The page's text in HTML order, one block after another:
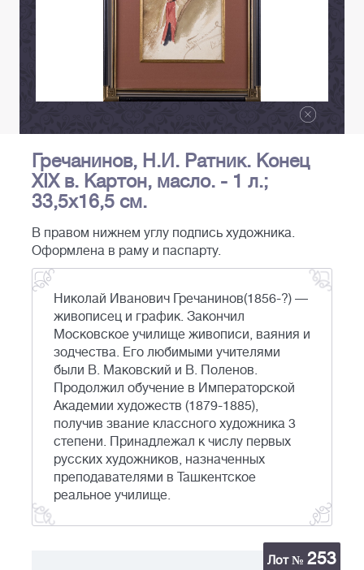
Гречанинов, Н.И. Ратник. Конец
XIX в. Картон, масло. - 1 л.;
33,5х16,5 см.
В правом нижнем углу подпись художника.
Оформлена в раму и паспарту.
Николай Иванович Гречанинов(1856-?) —
живописец и график. Закончил
Московское училище живописи, ваяния и
зодчества. Его любимыми учителями
были В. Маковский и В. Поленов.
Продолжил обучение в Императорской
Академии художеств (1879-1885),
получив звание классного художника 3
степени. Принадлежал к числу первых
русских художников, назначенных
преподавателями в Ташкентское
реальное училище.
Лот № 253